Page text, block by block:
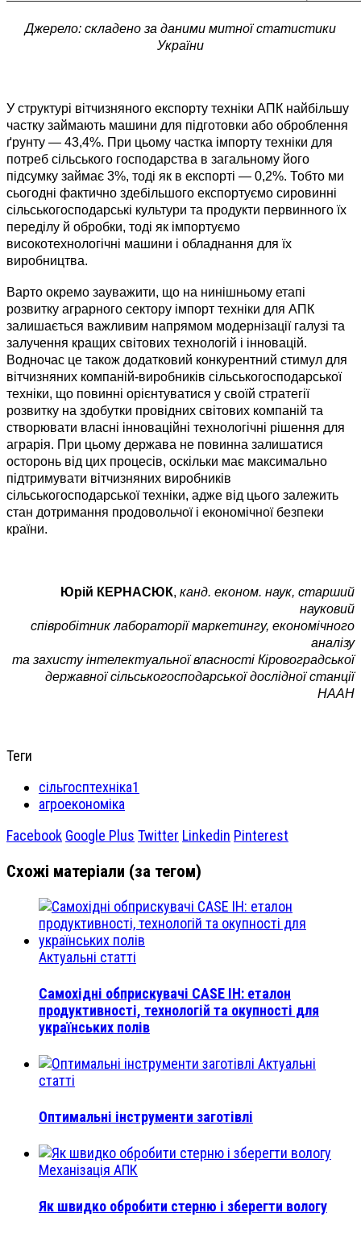
Джерело: складено за даними митної статистики
України
У структурі вітчизняного експорту техніки АПК найбільшу
частку займають машини для підготовки або оброблення
ґрунту — 43,4%. При цьому частка імпорту техніки для
потреб сільського господарства в загальному його
підсумку займає 3%, тоді як в експорті — 0,2%. Тобто ми
сьогодні фактично здебільшого експортуємо сировинні
сільськогосподарські культури та продукти первинного їх
переділу й обробки, тоді як імпортуємо
високотехнологічні машини і обладнання для їх
виробництва.
Варто окремо зауважити, що на нинішньому етапі
розвитку аграрного сектору імпорт техніки для АПК
залишається важливим напрямом модернізації галузі та
залучення кращих світових технологій і інновацій.
Водночас це також додатковий конкурентний стимул для
вітчизняних компаній-виробників сільськогосподарської
техніки, що повинні орієнтуватися у своїй стратегії
розвитку на здобутки провідних світових компаній та
створювати власні інноваційні технологічні рішення для
аграрія. При цьому держава не повинна залишатися
осторонь від цих процесів, оскільки має максимально
підтримувати вітчизняних виробників
сільськогосподарської техніки, адже від цього залежить
стан дотримання продовольчої і економічної безпеки
країни.
Юрій КЕРНАСЮК, канд. економ. наук, старший
науковий
співробітник лабораторії маркетингу, економічного
аналізу
та захисту інтелектуальної власності Кіровоградської
державної сільськогосподарської дослідної станції
НААН
Теги
сільгосптехніка1
агроекономіка
Facebook Google Plus Twitter Linkedin Pinterest
Схожі матеріали (за тегом)
Актуальні статті
Самохідні обприскувачі CASE IH: еталон
продуктивності, технологій та окупності для
українських полів
Актуальні
статті
Оптимальні інструменти заготівлі
Механізація АПК
Як швидко обробити стерню і зберегти вологу